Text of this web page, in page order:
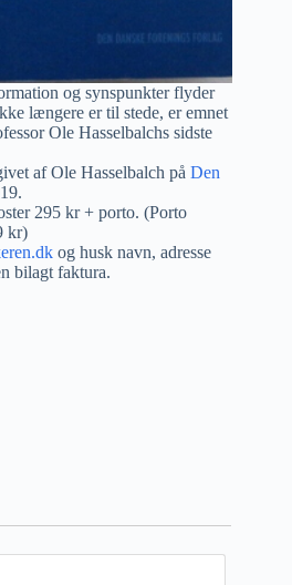
og synspunkter flyder
længere er til stede, er emnet
Ole Hasselbalchs sidste
af Ole Hasselbalch på Den
295 kr + porto. (Porto
kr)
og husk navn, adresse
bilagt faktura.